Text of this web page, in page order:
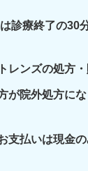
診療終了の30
レンズの処方
が院外処方に
支払いは現金